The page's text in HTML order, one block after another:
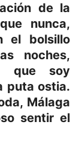
de la
nunca,
el bolsillo
noches,
que soy
puta ostia.
Málaga
sentir el